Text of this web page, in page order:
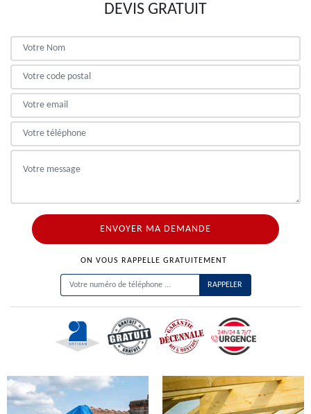
DEVIS GRATUIT
ON VOUS RAPPELLE GRATUITEMENT